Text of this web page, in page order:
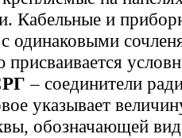
Кабельные и
одинаковыми
– соединители
указывает
обозначающей